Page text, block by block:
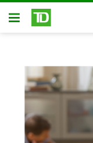
略過進入主要內容
開放式房屋貸款